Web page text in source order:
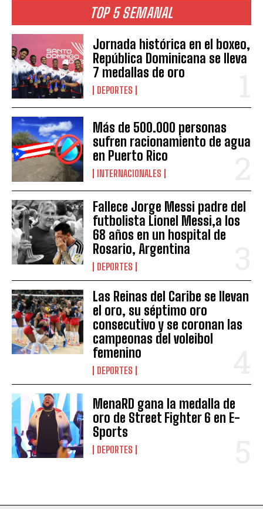
TOP 5 SEMANAL
Jornada histórica en el boxeo,
República Dominicana se lleva
7 medallas de oro
DEPORTES
Más de 500.000 personas
sufren racionamiento de agua
en Puerto Rico
INTERNACIONALES
Fallece Jorge Messi padre del
futbolista Lionel Messi,a los
68 años en un hospital de
Rosario, Argentina
DEPORTES
Las Reinas del Caribe se llevan
el oro, su séptimo oro
consecutivo y se coronan las
campeonas del voleibol
femenino
DEPORTES
MenaRD gana la medalla de
oro de Street Fighter 6 en E-
Sports
DEPORTES